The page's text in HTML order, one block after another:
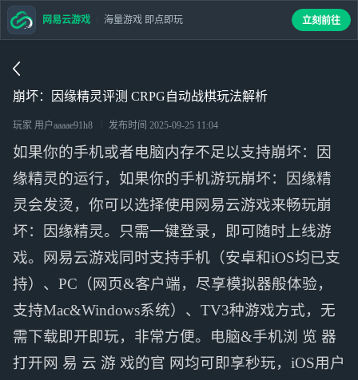
崩坏：因缘精灵评测 CRPG自动战棋玩法解析
玩家 用户aaaae91h8 发布时间 2025-09-25 11:04
如果你的手机或者电脑内存不足以支持崩坏：因
缘精灵的运行，如果你的手机游玩崩坏：因缘精
灵会发烫，你可以选择使用网易云游戏来畅玩崩
坏：因缘精灵。只需一键登录，即可随时上线游
戏。网易云游戏同时支持手机（安卓和iOS均已支
持）、PC（网页&客户端，尽享模拟器般体验，
支持Mac&Windows系统）、TV3种游戏方式，无
需下载即开即玩，非常方便。电脑&手机浏 览 器
打开网 易 云 游 戏的官 网均可即享秒玩，iOS用户
网易云游戏 海量游戏 即点即玩 立刻前往